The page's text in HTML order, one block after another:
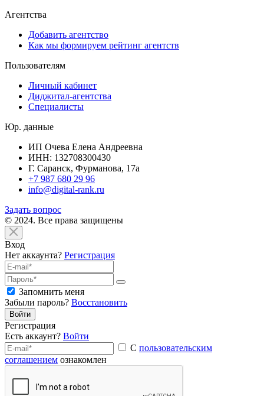
Агентства
Добавить агентство
Как мы формируем рейтинг агентств
Пользователям
Личный кабинет
Диджитал-агентства
Специалисты
Юр. данные
ИП Очева Елена Андреевна
ИНН: 132708300430
Г. Саранск, Фурманова, 17а
+7 987 680 29 96
info@digital-rank.ru
Задать вопрос
© 2024. Все права защищены
Вход
Нет аккаунта? Регистрация
Запомнить меня
Забыли пароль? Восстановить
Войти
Регистрация
Есть аккаунт? Войти
С пользовательским
соглашением ознакомлен